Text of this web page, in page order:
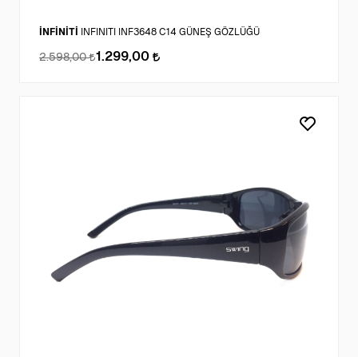
İNFİNİTİ INFINITI INF3648 C14 GÜNEŞ GÖZLÜĞÜ
2.598,00 1.299,00